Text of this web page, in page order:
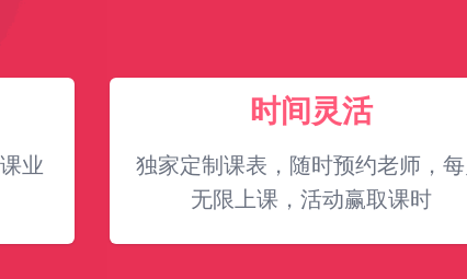
业
时间灵活
独家定制课表，随时预约老师，每
无限上课，活动赢取课时